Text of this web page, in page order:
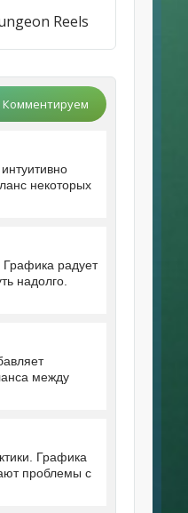
Reels
Комментируем
некоторых
Графика радует
надолго.
между
Графика
проблемы с